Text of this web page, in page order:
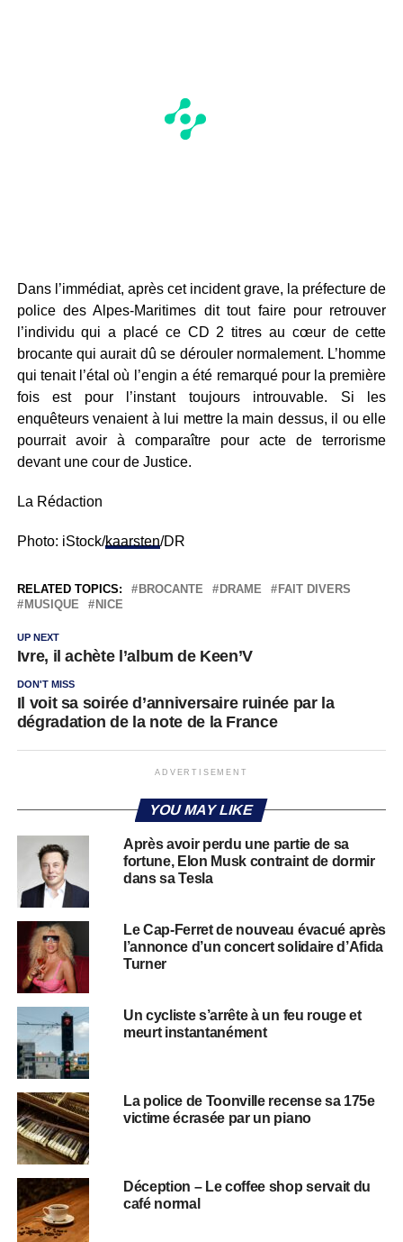
Dans l’immédiat, après cet incident grave, la préfecture de
police des Alpes-Maritimes dit tout faire pour retrouver
l’individu qui a placé ce CD 2 titres au cœur de cette
brocante qui aurait dû se dérouler normalement. L’homme
qui tenait l’étal où l’engin a été remarqué pour la première
fois est pour l’instant toujours introuvable. Si les
enquêteurs venaient à lui mettre la main dessus, il ou elle
pourrait avoir à comparaître pour acte de terrorisme
devant une cour de Justice.
La Rédaction
Photo: iStock/kaarsten/DR
RELATED TOPICS: BROCANTE DRAME
FAIT DIVERS
MUSIQUE
NICE
UP NEXT
Ivre, il achète l’album de Keen’V
DON'T MISS
Il voit sa soirée d’anniversaire ruinée par la
dégradation de la note de la France
ADVERTISEMENT
YOU MAY LIKE
Après avoir perdu une partie de sa
fortune, Elon Musk contraint de dormir
dans sa Tesla
Le Cap-Ferret de nouveau évacué après
l’annonce d’un concert solidaire d’Afida
Turner
Un cycliste s’arrête à un feu rouge et
meurt instantanément
La police de Toonville recense sa 175e
victime écrasée par un piano
Déception – Le coffee shop servait du
café normal